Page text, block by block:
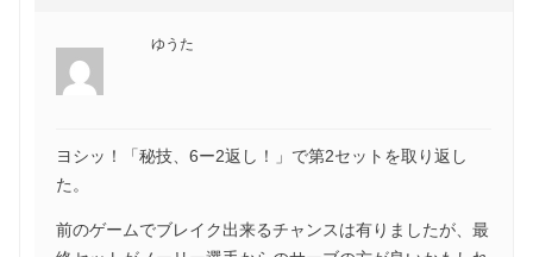
ゆうた
ヨシッ！「秘技、6ー2返し！」で第2セットを取り返し
た。
前のゲームでブレイク出来るチャンスは有りましたが、最